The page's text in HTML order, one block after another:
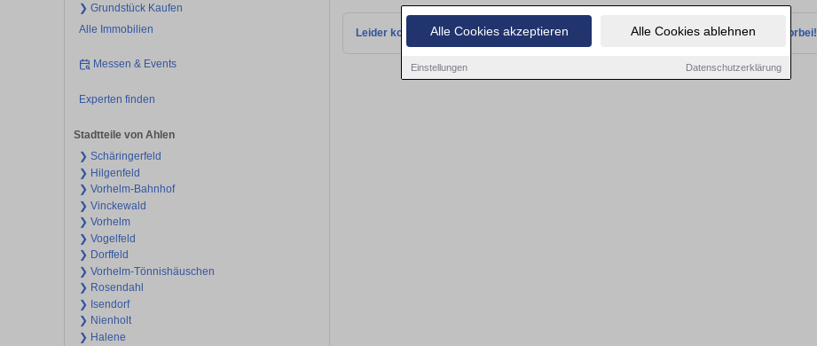
Alle Cookies akzeptieren Alle Cookies ablehnen
Einstellungen Datenschutzerklärung
❯ Grundstück Kaufen
Alle Immobilien
Messen & Events
Experten finden
Stadtteile von Ahlen
❯ Schäringerfeld
❯ Hilgenfeld
❯ Vorhelm-Bahnhof
❯ Vinckewald
❯ Vorhelm
❯ Vogelfeld
❯ Dorffeld
❯ Vorhelm-Tönnishäuschen
❯ Rosendahl
❯ Isendorf
❯ Nienholt
❯ Halene
Leider konnten wir derzeit keine passenden Objekte finden. Schauen Sie bald wieder vorbei!